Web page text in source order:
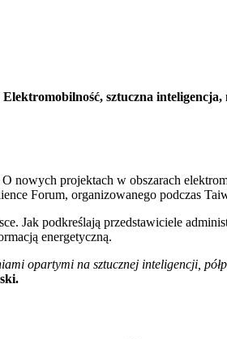
sztuczna
nowych projektach w obszarach
Forum, organizowanego podczas
podkreślają przedstawiciele
energetyczną.
opartymi na sztucznej inteligencji,